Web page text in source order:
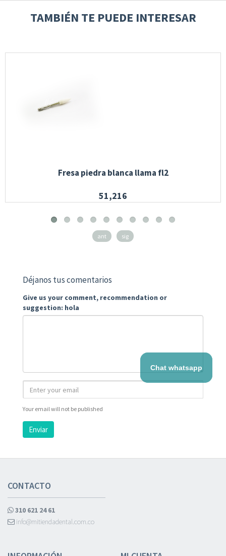
TAMBIÉN TE PUEDE INTERESAR
Fresa piedra blanca llama fl2
51,216
ant sig
Déjanos tus comentarios
Give us your comment, recommendation or
suggestion: hola
Your email will not be published
Enviar
CONTACTO
310 621 24 61
info@mitiendadental.com.co
Chat whatsapp